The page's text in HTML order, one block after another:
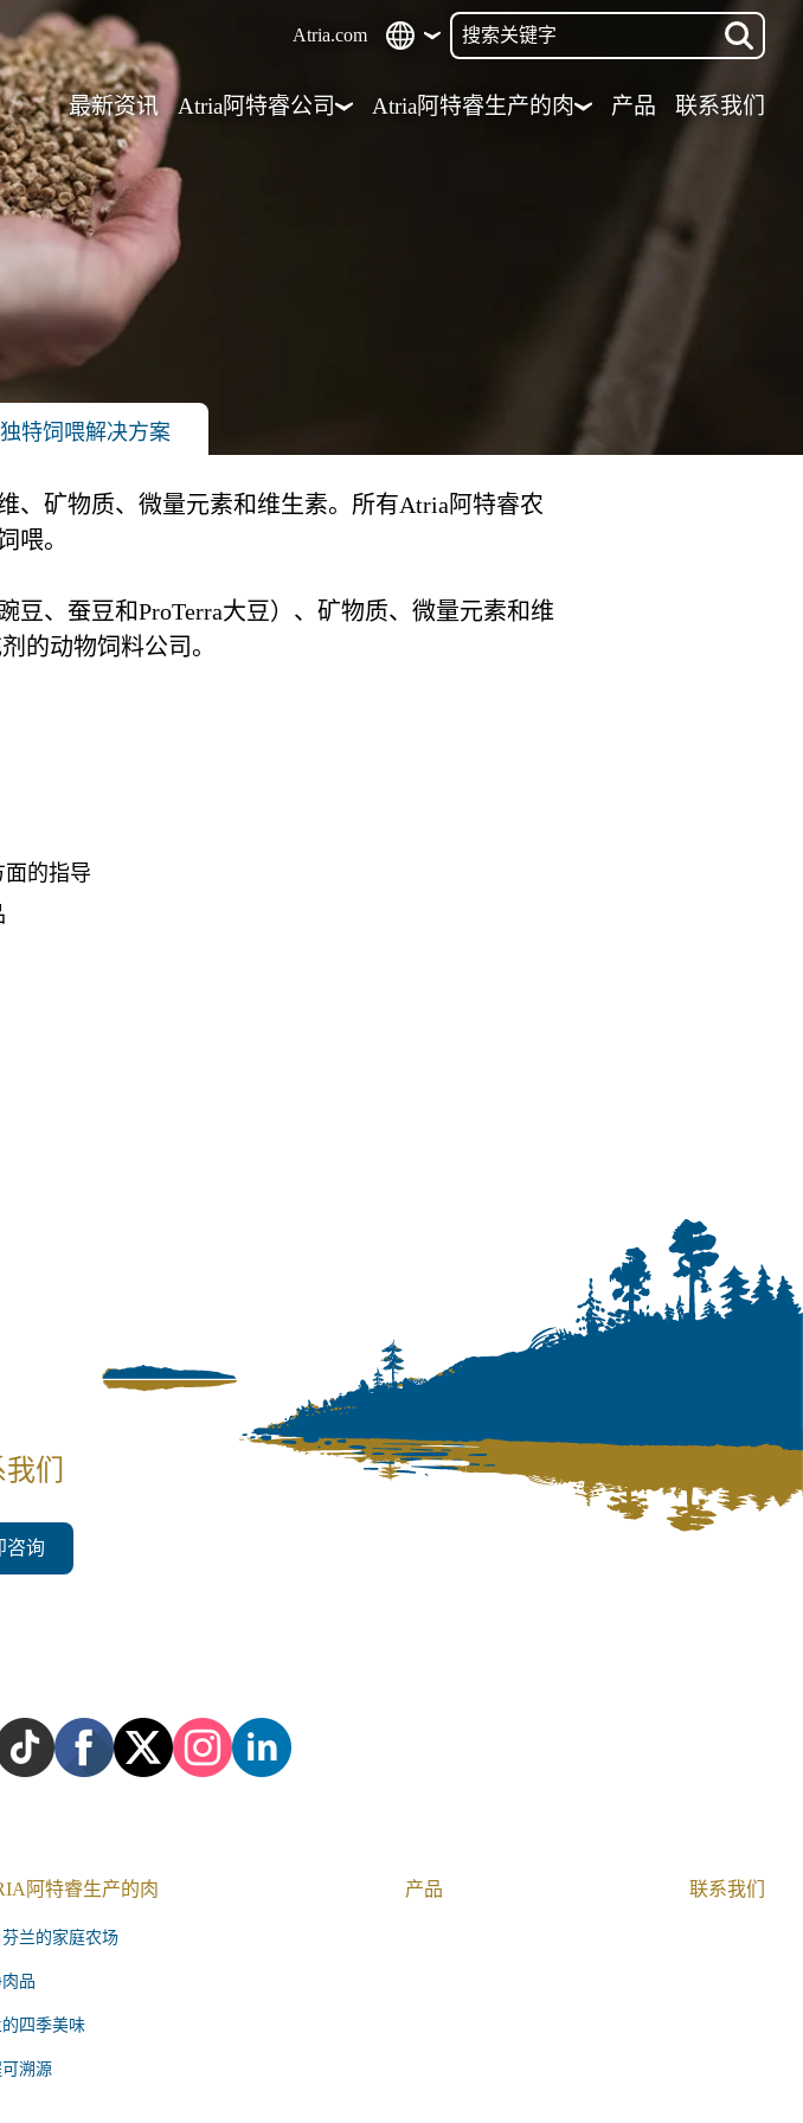
Atria.com
最新资讯 Atria阿特睿公司 Atria阿特睿生产的肉 产品 联系我们
特饲喂解决方案
、矿物质、微量元素和维生素。所有Atria阿特睿农
喂。
、蚕豆和ProTerra大豆）、矿物质、微量元素和维
的动物饲料公司。
的指导
们
咨询
阿特睿生产的肉
兰的家庭农场
品
四季美味
溯源
产品 联系我们